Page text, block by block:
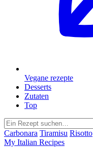
Vegane rezepte
Desserts
Zutaten
Top
Carbonara Tiramisu Risotto
My Italian Recipes